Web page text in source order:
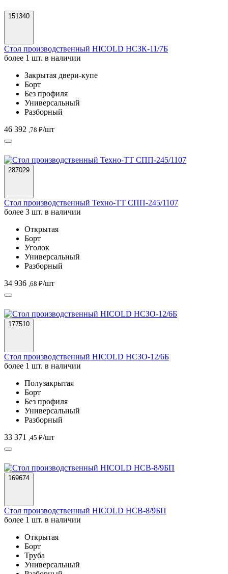
151340
Стол производственный HICOLD НСЗК-11/7Б
более 1 шт. в наличии
Закрытая двери-купе
Борт
Без профиля
Универсальный
Разборный
46 392 ,78 ₽/шт
287029
Стол производственный Техно-ТТ СПП-245/1107
более 3 шт. в наличии
Открытая
Борт
Уголок
Универсальный
Разборный
34 936 ,68 ₽/шт
177510
Стол производственный HICOLD НСЗО-12/6Б
более 1 шт. в наличии
Полузакрытая
Борт
Без профиля
Универсальный
Разборный
33 371
,45 ₽/шт
169674
Стол производственный HICOLD НСВ-8/9БП
более 1 шт. в наличии
Открытая
Борт
Труба
Универсальный